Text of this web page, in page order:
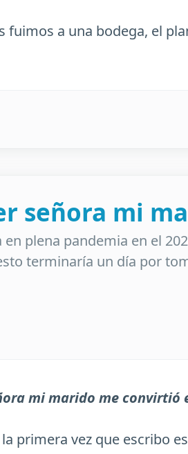
fuimos a una bodega, el
señora mi
plena pandemia en el
terminaría un día por
mi marido me
primera vez que escribo